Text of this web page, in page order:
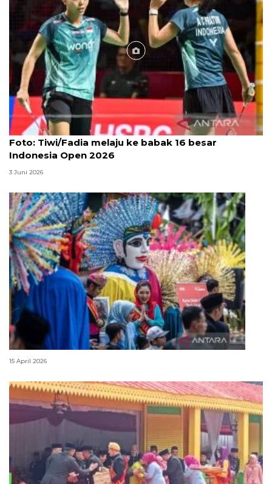
Foto
Foto: Tiwi/Fadia melaju ke babak 16 besar
Indonesia Open 2026
3 Juni 2026
Lebaran Betawi, harmoni tradisi dan kota global
15 April 2026